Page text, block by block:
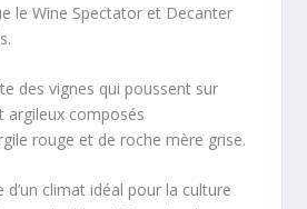
le Wine Spectator et Decanter
des vignes qui poussent sur
argileux composés
rouge et de roche mère grise.
d’un climat idéal pour la culture